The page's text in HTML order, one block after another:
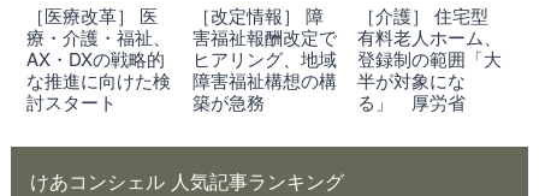
［医療改革］ 医
療・介護・福祉、
AX・DXの戦略的
な推進に向けた検
討スタート
［改定情報］ 障
害福祉報酬改定で
ヒアリング、地域
障害福祉構想の構
築が急務
［介護］ 住宅型
有料老人ホーム、
登録制の範囲「大
半が対象にな
る」 厚労省
けあコンシェル 人気記事ランキング